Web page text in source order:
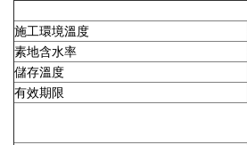
施工環境溫度
素地含水率
儲存溫度
有效期限